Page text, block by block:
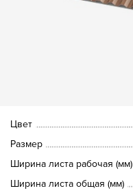
Цвет
Размер
Ширина листа рабочая (мм)
Ширина листа общая (мм)